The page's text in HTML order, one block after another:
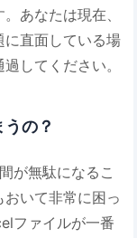
あなたは現在、
に直面している場
してください。
の？
が無駄になるこ
いて非常に困っ
ファイルが一番